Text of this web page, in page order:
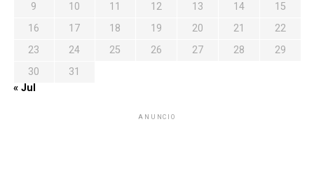
9
10 11 12 13 14
15
16
17 18 19 20 21
22
23
24 25 26 27 28
29
30
31
« Jul
ANUNCIO